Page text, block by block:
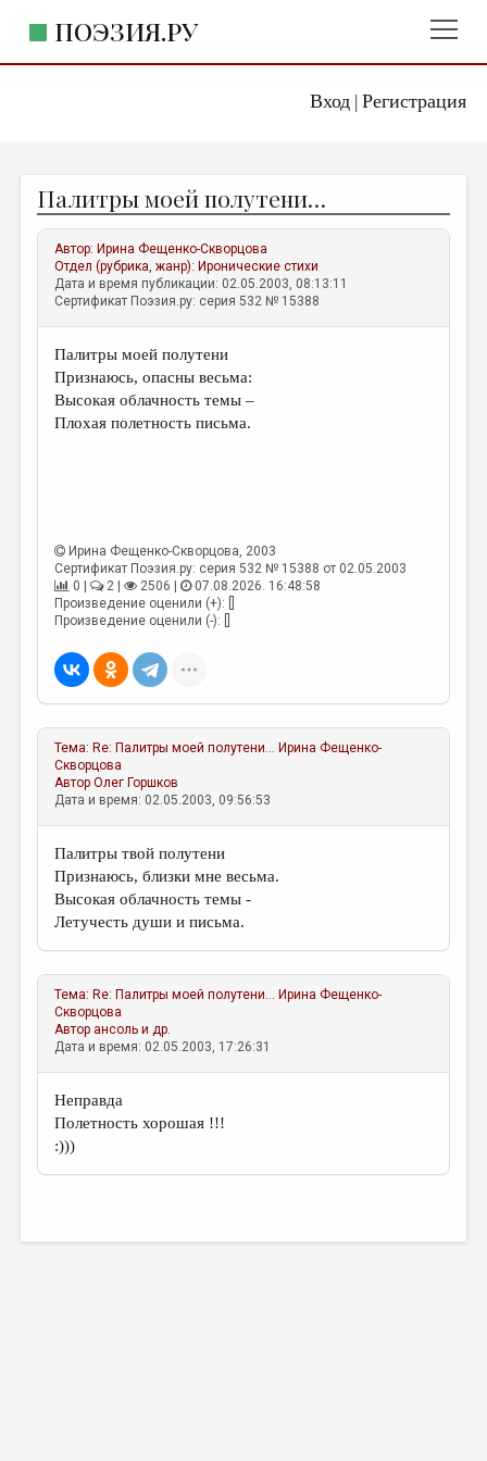
Вход| Регистрация
ПОЭЗИЯ.РУ
ЖАНРЫ
АВТОРЫ
КОММЕНТАРИИ
ЛИТСАЛОН
НОВОСТИ
ПРАВИЛА САЙТА
ПРОИЗВЕДЕНИЯ
ПЕРЕВОДЫ
КОНКУРСЫ
ДЕТСКАЯ КОМНАТА
КНИЖНАЯ ПОЛКА
ОБЗОР ЛИТЕРАТУРЫ
СТРАНИЦЫ ПАМЯТИ
ОБЪЯВЛЕНИЯ
КОЛОНКА РЕДАКТОРА
РЕДКОЛЛЕГИЯ
ОТ РЕДАКЦИИ
МАЛАЯ ПРОЗА
ЭССЕИСТИКА
ЛИТЕРАТУРОВЕДЕНИЕ
КУЛЬТУРОВЕДЕНИЕ
ПУБЛИЦИСТИКА
РЕЦЕНЗИРОВАНИЕ
ТРЕДИАКОВСКИЙ
Палитры моей полутени…
Автор: Ирина Фещенко-Скворцова
Отдел (рубрика, жанр): Иронические стихи
Дата и время публикации: 02.05.2003, 08:13:11
Сертификат Поэзия.ру: серия 532 № 15388
Палитры моей полутени
Признаюсь, опасны весьма:
Высокая облачность темы –
Плохая полетность письма.
Ирина Фещенко-Скворцова, 2003
Сертификат Поэзия.ру: серия 532 № 15388 от 02.05.2003
0 |
2 | 2506 |
07.08.2026. 16:48:58
Произведение оценили (+): []
Произведение оценили (-): []
Тема: Re: Палитры моей полутени… Ирина Фещенко-
Скворцова
АвторОлег Горшков
Дата и время: 02.05.2003, 09:56:53
Палитры твой полутени
Признаюсь, близки мне весьма.
Высокая облачность темы -
Летучесть души и письма.
Тема: Re: Палитры моей полутени… Ирина Фещенко-
Скворцова
Автор ансоль и др.
Дата и время: 02.05.2003, 17:26:31
Неправда
Полетность хорошая !!!
:)))